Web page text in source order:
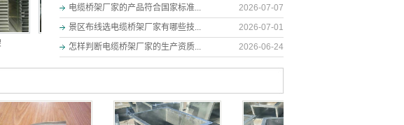
河北电缆桥架厂家 河北电缆桥架
电缆桥架厂家的产品符合国家标准...
2026-07-07
景区布线选电缆桥架厂家有哪些技...
2026-07-01
怎样判断电缆桥架厂家的生产资质...
2026-06-24